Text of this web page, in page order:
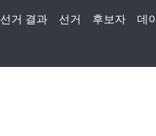
선거 결과 선거 후보자 데